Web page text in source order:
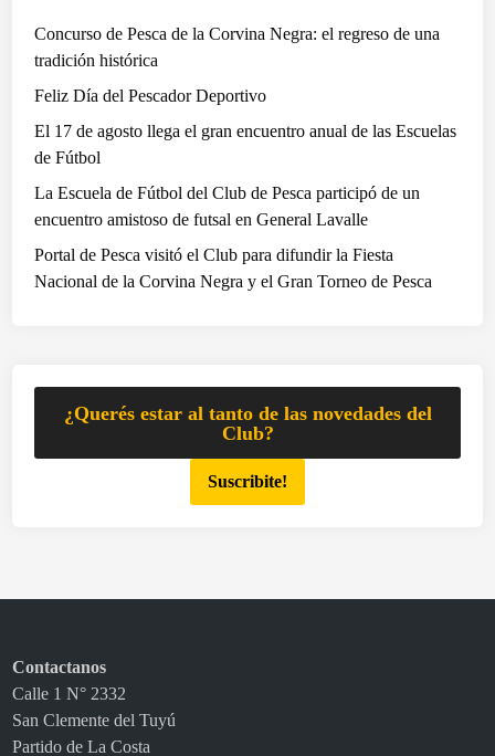
Concurso de Pesca de la Corvina Negra: el regreso de una
tradición histórica
Feliz Día del Pescador Deportivo
El 17 de agosto llega el gran encuentro anual de las Escuelas
de Fútbol
La Escuela de Fútbol del Club de Pesca participó de un
encuentro amistoso de futsal en General Lavalle
Portal de Pesca visitó el Club para difundir la Fiesta
Nacional de la Corvina Negra y el Gran Torneo de Pesca
¿Querés estar al tanto de las novedades del
Club?
Suscribite!
Contactanos
Calle 1 N° 2332
San Clemente del Tuyú
Partido de La Costa